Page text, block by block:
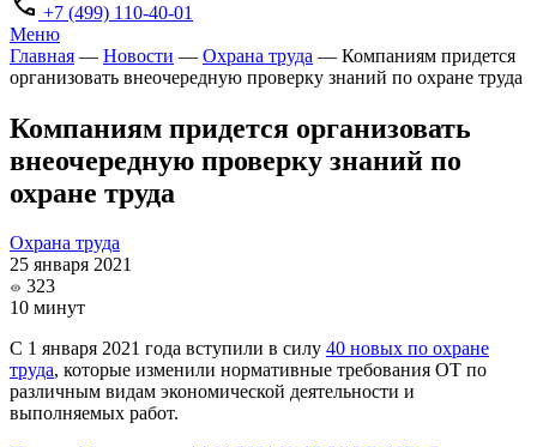
+7 (499) 110-40-01
Меню
Главная — Новости — Охрана труда — Компаниям придется
организовать внеочередную проверку знаний по охране труда
Компаниям придется организовать
внеочередную проверку знаний по
охране труда
Охрана труда
25 января 2021
323
10 минут
С 1 января 2021 года вступили в силу 40 новых по охране
труда, которые изменили нормативные требования ОТ по
различным видам экономической деятельности и
выполняемых работ.